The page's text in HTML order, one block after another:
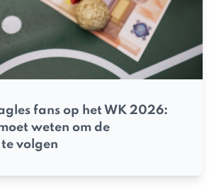
fans op het WK 2026:
weten om de
volgen